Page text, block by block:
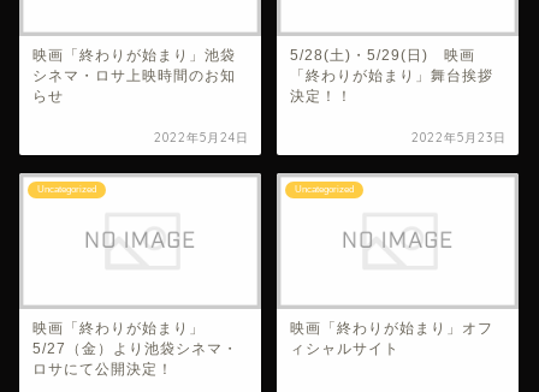
映画「終わりが始まり」池袋
シネマ・ロサ上映時間のお知
らせ
2022年5月24日
5/28(土)・5/29(日) 映画
「終わりが始まり」舞台挨拶
決定！！
2022年5月23日
Uncategorized
映画「終わりが始まり」
5/27（金）より池袋シネマ・
ロサにて公開決定！
Uncategorized
映画「終わりが始まり」オフ
ィシャルサイト